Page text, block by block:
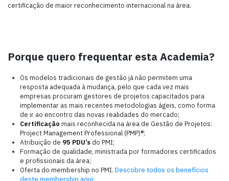
certificação de maior reconhecimento internacional na área.
Porque quero frequentar esta Academia?
Os modelos tradicionais de gestão já não permitem uma
resposta adequada à mudança, pelo que cada vez mais
empresas procuram gestores de projetos capacitados para
implementar as mais recentes metodologias ágeis, como forma
de ir ao encontro das novas realidades do mercado;
Certificação mais reconhecida na área de Gestão de Projetos:
Project Management Professional (PMP)®;
Atribuição de 95 PDU’s do PMI;
Formação de qualidade, ministrada por formadores certificados
e profissionais da área;
Oferta do membership no PMI.Descobre todos os benefícios
deste membership aqui;